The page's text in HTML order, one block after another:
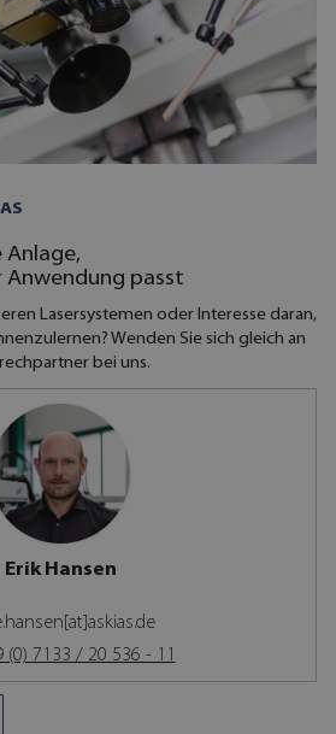
Anlage,
passt
Lasersystemen oder Interesse daran,
Wenden Sie sich gleich an
bei uns.
Erik Hansen
(0) 7133 / 20 536 - 11